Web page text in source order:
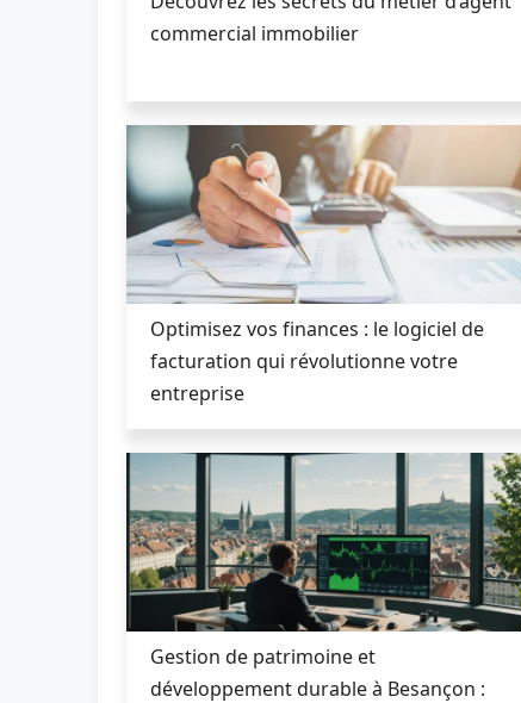
commercial immobilier
Optimisez vos finances : le logiciel de
facturation qui révolutionne votre
entreprise
Gestion de patrimoine et
développement durable à Besançon :